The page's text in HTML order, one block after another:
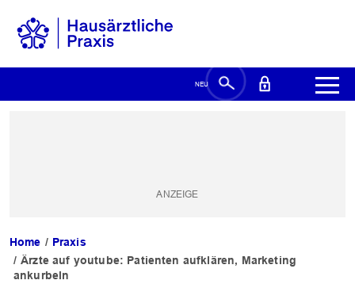
Home
Praxis
Ärzte auf youtube: Patienten aufklären, Marketing
ankurbeln